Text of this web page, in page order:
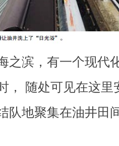
滨，有一个现代
， 随处可见在这
队地聚集在油井田